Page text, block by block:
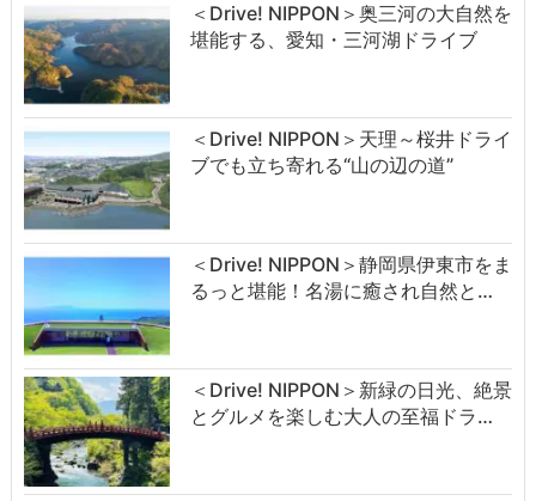
＜Drive! NIPPON＞奥三河の大自然を
堪能する、愛知・三河湖ドライブ
＜Drive! NIPPON＞天理～桜井ドライ
ブでも立ち寄れる“山の辺の道”
＜Drive! NIPPON＞静岡県伊東市をま
るっと堪能！名湯に癒され自然と…
＜Drive! NIPPON＞新緑の日光、絶景
とグルメを楽しむ大人の至福ドラ…